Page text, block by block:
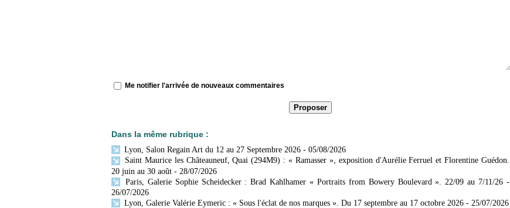
Me notifier l'arrivée de nouveaux commentaires
Dans la même rubrique :
Lyon, Salon Regain Art du 12 au 27 Septembre 2026 - 05/08/2026
Saint Maurice les Châteauneuf, Quai (294M9) : « Ramasser », exposition d'Aurélie Ferruel et Florentine Guédon.
20 juin au 30 août - 28/07/2026
Paris, Galerie Sophie Scheidecker : Brad Kahlhamer « Portraits from Bowery Boulevard ». 22/09 au 7/11/26 -
26/07/2026
Lyon, Galerie Valérie Eymeric : « Sous l'éclat de nos marques ». Du 17 septembre au 17 octobre 2026 - 25/07/2026